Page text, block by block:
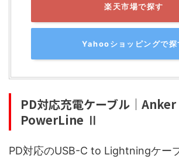
楽天市場で探す
Yahooショッピングで探
PD対応充電ケーブル｜Anker
PowerLine Ⅱ
PD対応のUSB-C to Lightningケー